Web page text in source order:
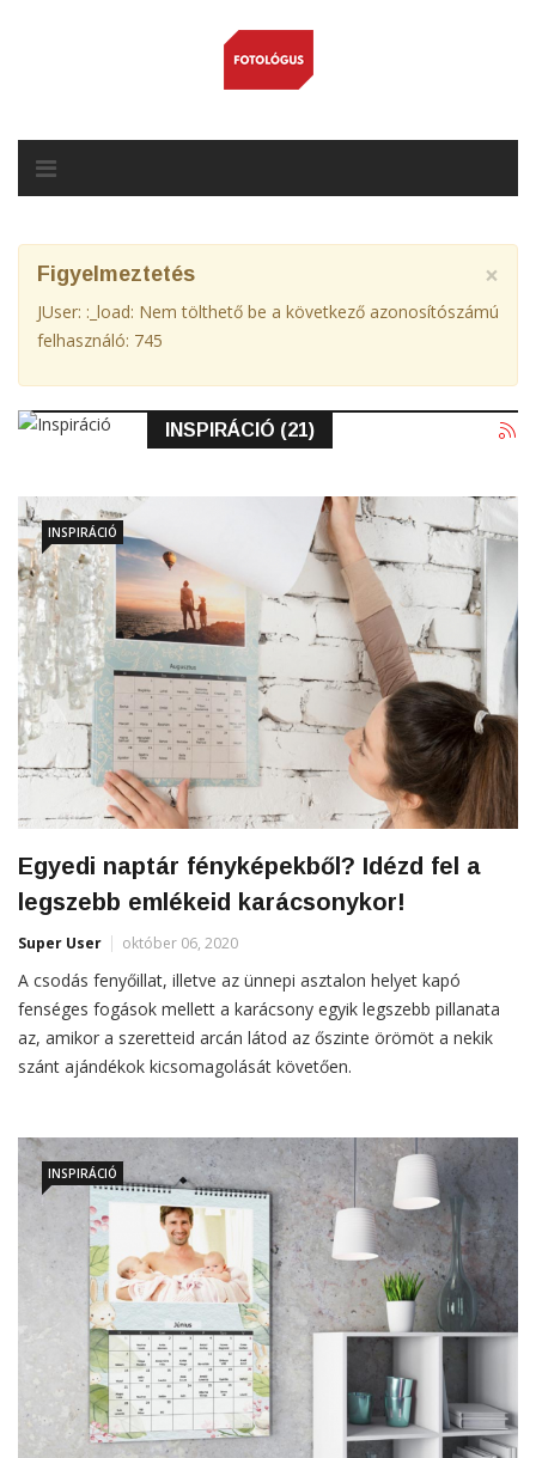
×
Figyelmeztetés
JUser: :_load: Nem tölthető be a következő azonosítószámú
felhasználó: 745
INSPIRÁCIÓ (21)
INSPIRÁCIÓ
Egyedi naptár fényképekből? Idézd fel a
legszebb emlékeid karácsonykor!
Super User október 06, 2020
A csodás fenyőillat, illetve az ünnepi asztalon helyet kapó
fenséges fogások mellett a karácsony egyik legszebb pillanata
az, amikor a szeretteid arcán látod az őszinte örömöt a nekik
szánt ajándékok kicsomagolását követően.
INSPIRÁCIÓ